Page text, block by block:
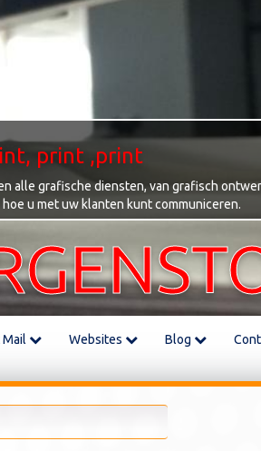
print ,print
alle grafische diensten, van grafisch
u met uw klanten kunt communiceren.
Websites Blog